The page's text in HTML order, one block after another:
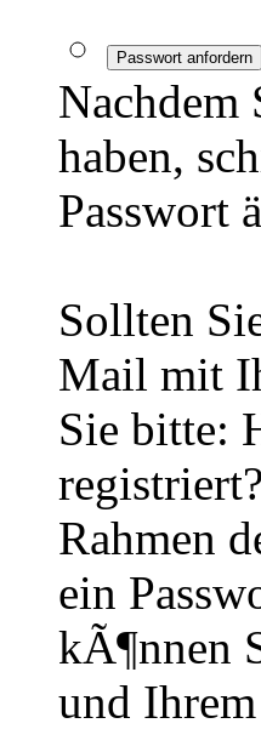
Passwort anfordern
Nachdem
haben,
Passwort
Sollten
Mail mit
Sie bitte:
Rahmen
ein
kÃ¶nnen
und